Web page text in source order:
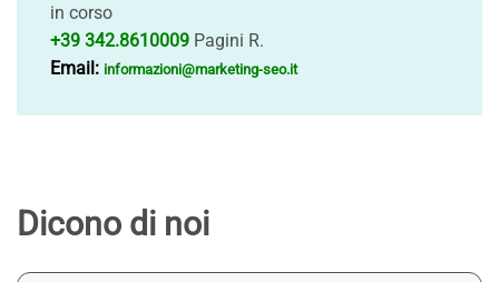
in corso
+39 342.8610009 Pagini R.
Email: informazioni@marketing-seo.it
Dicono di noi